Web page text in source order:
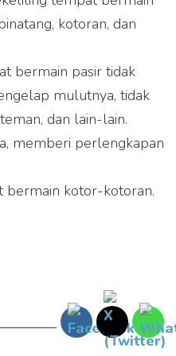
kotoran, dan
bermain pasir tidak
mulutnya, tidak
dan lain-lain.
memberi perlengkapan
bermain kotor-kotoran.